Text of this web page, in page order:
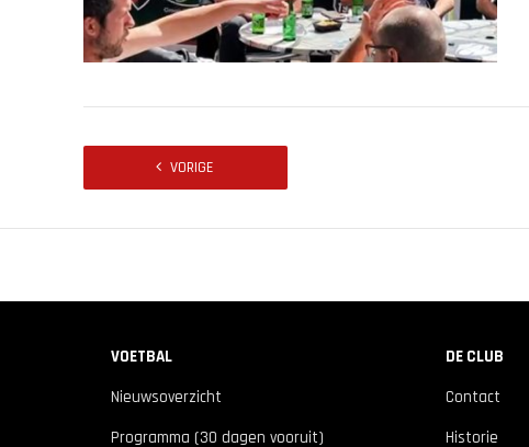
VORIGE
VOETBAL
Nieuwsoverzicht
Programma (30 dagen vooruit)
DE CLUB
Contact
Historie